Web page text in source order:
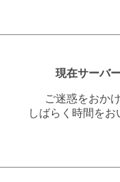
現在サーバ
ご迷惑をおか
しばらく時間を